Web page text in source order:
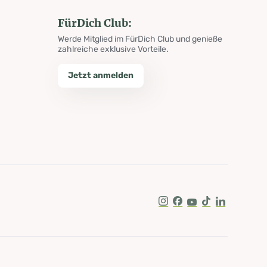
FürDich Club:
Werde Mitglied im FürDich Club und genieße
zahlreiche exklusive Vorteile.
Jetzt anmelden
Instagram
Facebook
Youtube
Tik TokLinkedIn